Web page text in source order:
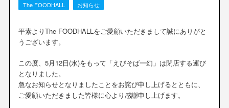
The FOODHALL お知らせ
平素よりThe FOODHALLをご愛顧いただきまして誠にありがと
うございます。
この度、5月12日(水)をもって「えびそば一幻」は閉店する運び
となりました。
急なお知らせとなりましたことをお詫び申し上げるとともに、
ご愛顧いただきました皆様に心より感謝申し上げます。